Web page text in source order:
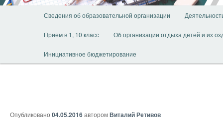
Сведения об образовательной организации
Прием в 1, 10 класс Об организации отдыха детей и их
Инициативное бюджетирование
Опубликовано 04.05.2016авторомВиталий Ретивов